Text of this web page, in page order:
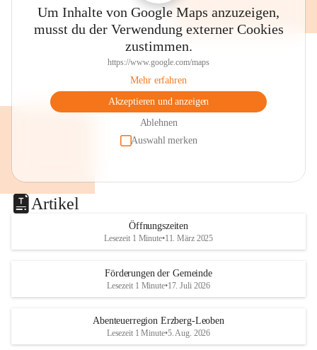
Um Inhalte von Google Maps anzuzeigen,
musst du der Verwendung externer Cookies
zustimmen.
https://www.google.com/maps
Mehr erfahren
Akzeptieren und anzeigen
Ablehnen
Auswahl merken
Artikel
Öffnungszeiten
Lesezeit 1 Minute•11. März 2025
Förderungen der Gemeinde
Lesezeit 1 Minute•17. Juli 2026
Abenteuerregion Erzberg-Leoben
Lesezeit 1 Minute•5. Aug. 2026